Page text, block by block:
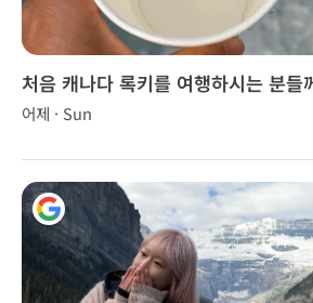
처음 캐나다 록키를 여행하시는 분들
립니다.
어제 · Sun